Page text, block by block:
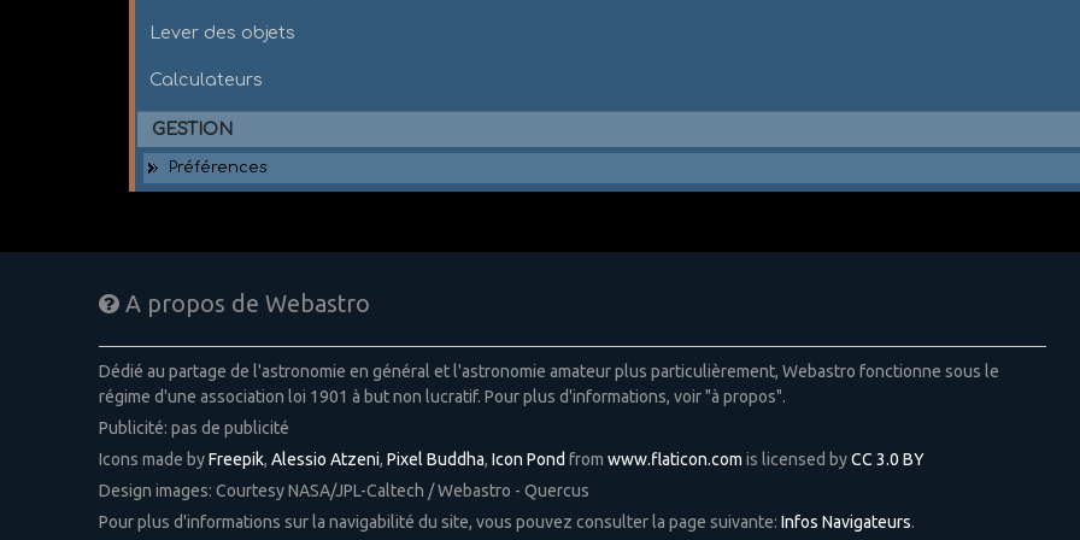
Lever des objets
Calculateurs
GESTION
Préférences
A propos de Webastro
Dédié au partage de l'astronomie en général et l'astronomie amateur plus particulièrement, Webastro fonctionne sous le
régime d'une association loi 1901 à but non lucratif. Pour plus d'informations, voir "à propos".
Publicité: pas de publicité
Icons made byFreepik, Alessio Atzeni, Pixel Buddha, Icon Pond from www.flaticon.com is licensed byCC 3.0 BY
Design images: Courtesy NASA/JPL-Caltech / Webastro - Quercus
Pour plus d'informations sur la navigabilité du site, vous pouvez consulter la page suivante: Infos Navigateurs.